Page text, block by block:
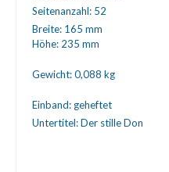
Seitenanzahl: 52
Breite: 165 mm
Höhe: 235 mm
Gewicht:0,088 kg
Einband: geheftet
Untertitel:Der stille Don